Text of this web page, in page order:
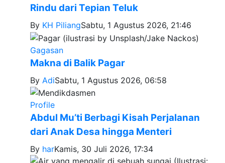
Rindu dari Tepian Teluk
By KH PiliangSabtu, 1 Agustus 2026, 21:46
Gagasan
Makna di Balik Pagar
By AdiSabtu, 1 Agustus 2026, 06:58
Profile
Abdul Mu’ti Berbagi Kisah Perjalanan
dari Anak Desa hingga Menteri
By harKamis, 30 Juli 2026, 17:34